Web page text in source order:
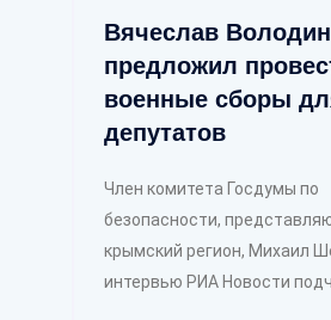
Вячеслав Володин
предложил
военные сборы
депутатов
Член комитета Госдумы по
безопасности,
крымский регион, Михаил
интервью РИА Новости